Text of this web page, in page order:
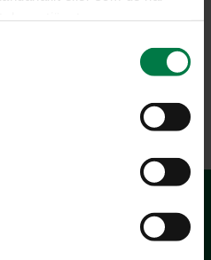
rasvatonta maitoa ja pala
Jälkiruoaksi tai